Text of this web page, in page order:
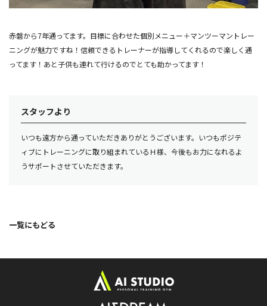
赤磐から7年通ってます。目標に合わせた個別メニュー＋マンツーマントレー
ニングが魅力ですね！信頼できるトレーナーが指導してくれるので楽しく通
ってます！あと子供も連れて行けるのでとても助かってます！
スタッフより
いつも遠方から通っていただきありがとうございます。いつもポジテ
ィブにトレーニングに取り組まれているＨ様、今後もお力になれるよ
うサポートさせていただきます。
一覧にもどる
ト